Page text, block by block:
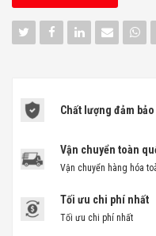
Chất lượng đảm bảo
Vận chuyển toàn
Vận chuyển hàng hóa
Tối ưu chi phí nhất
Tối ưu chi phí nhất